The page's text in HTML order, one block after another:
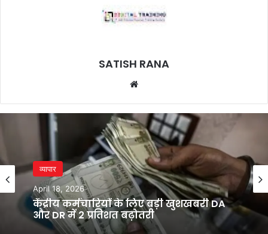
SATISH RANA
व्यापार
April 18, 2026
केंद्रीय कर्मचारियों के लिए बड़ी खुशखबरी DA
और DR में 2 प्रतिशत बढ़ोतरी